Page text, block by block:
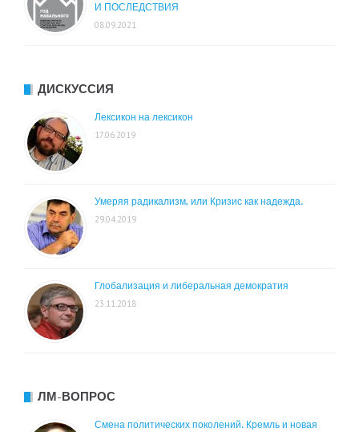
И ПОСЛЕДСТВИЯ
08.09.2021
ДИСКУССИЯ
Лексикон на лексикон
17.06.2019
Умеряя радикализм, или Кризис как надежда.
29.04.2019
Глобализация и либеральная демократия
23.11.2018
ЛМ-ВОПРОС
Смена политических поколений. Кремль и новая